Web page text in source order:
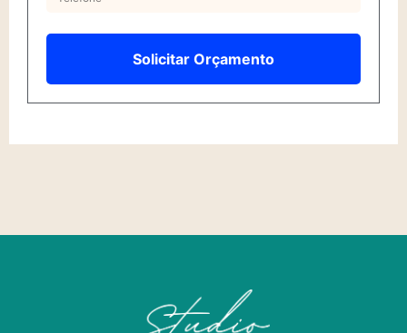
Solicitar Orçamento